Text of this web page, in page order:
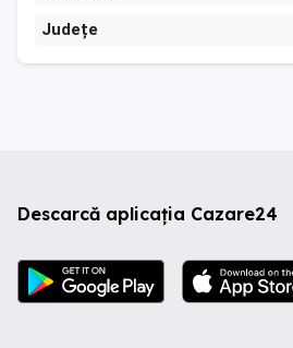
Județe
Descarcă aplicația Cazare24